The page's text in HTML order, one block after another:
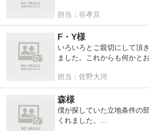
とうございました。
質問がありました。
そのあと、書面などで売出
だけをするよりも、実際に
聞いていただいた方が、加
質問も出来ますので、気に
リモート対応もしていると
時間を合わせて妻とお話を
お電話だけですと、やはり
たのですが、お顔を合わせ
く予定でした。
すると、母のマンションの
撮っている方がいました。
話しかけてみると、売り出
家を撮影していたらしいの
そしたら、税金関係のこと
ると思いますので、専門家
と言いながら、そのお部屋
て、スピーカーにしながら
ました。節税対策をする事
担当：谷孝亘
F・Y様
いろいろとご親切にして頂
ました。これからも何かと
担当：佐野大河
森様
僕が探していた立地条件の
くれました。